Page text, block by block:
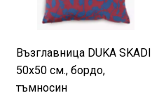
Възглавница DUKA SKADI
50x50 см., бордо,
тъмносин